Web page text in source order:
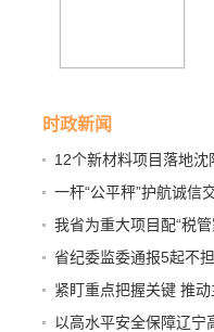
时政新闻
12个新材料项目落地沈
一杆“公平秤”护航诚信
我省为重大项目配“税管
省纪委监委通报5起不
例
紧盯重点把握关键 推
实处
以高水平安全保障辽宁